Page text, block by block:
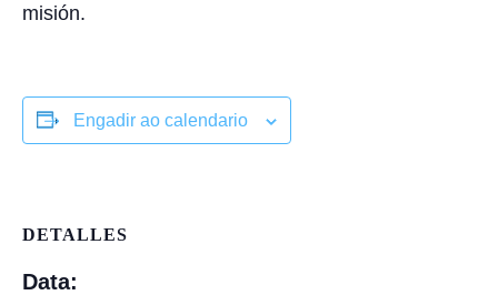
misión.
Engadir ao calendario
DETALLES
Data: